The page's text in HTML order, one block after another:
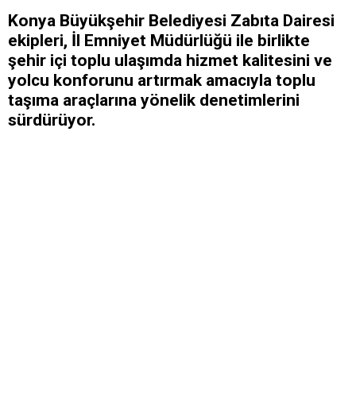
Konya Büyükşehir Belediyesi Zabıta Dairesi
ekipleri, İl Emniyet Müdürlüğü ile birlikte
şehir içi toplu ulaşımda hizmet kalitesini ve
yolcu konforunu artırmak amacıyla toplu
taşıma araçlarına yönelik denetimlerini
sürdürüyor.